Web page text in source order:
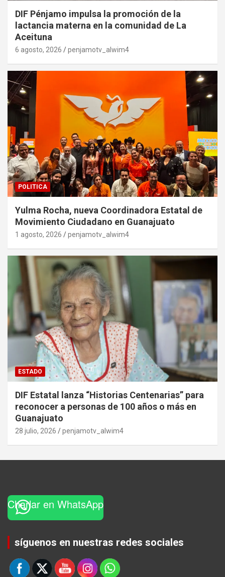
DIF Pénjamo impulsa la promoción de la
lactancia materna en la comunidad de La
Aceituna
6 agosto, 2026 penjamotv_alwim4
POLITICA
Yulma Rocha, nueva Coordinadora Estatal de
Movimiento Ciudadano en Guanajuato
1 agosto, 2026 penjamotv_alwim4
ESTADO
DIF Estatal lanza “Historias Centenarias” para
reconocer a personas de 100 años o más en
Guanajuato
28 julio, 2026 penjamotv_alwim4
Charlar en WhatsApp
síguenos en nuestras redes sociales